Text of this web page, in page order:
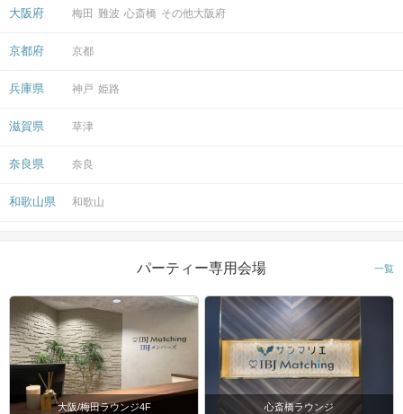
大阪府 梅田 難波 心斎橋 その他大阪府
京都府 京都
兵庫県 神戸 姫路
滋賀県 草津
奈良県 奈良
和歌山県 和歌山
パーティー専用会場 一覧
大阪/梅田ラウンジ4F 心斎橋ラウンジ